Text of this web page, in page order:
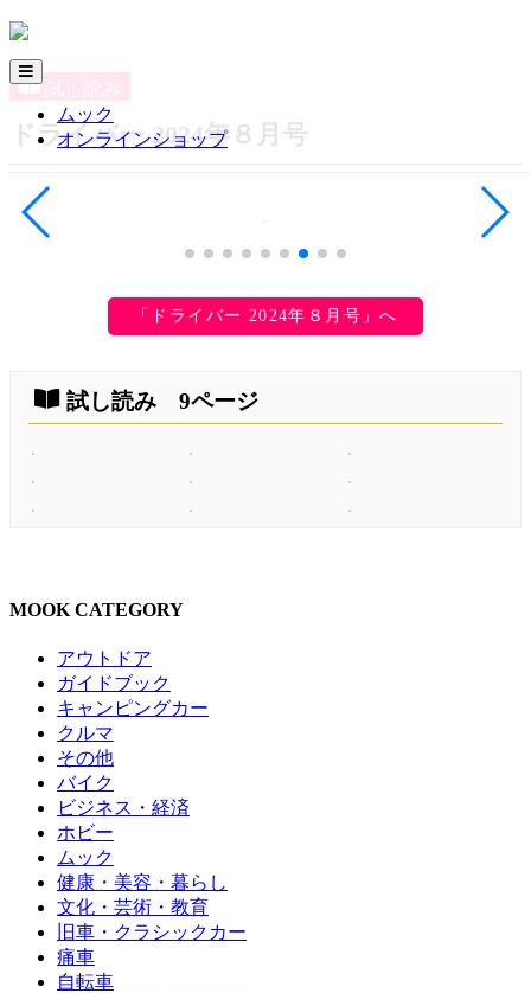
ムック
オンラインショップ
試し読み
ドライバー 2024年８月号
「ドライバー 2024年８月号」へ
試し読み 9ページ
MOOK CATEGORY
アウトドア
ガイドブック
キャンピングカー
クルマ
その他
バイク
ビジネス・経済
ホビー
ムック
健康・美容・暮らし
文化・芸術・教育
旧車・クラシックカー
痛車
自転車